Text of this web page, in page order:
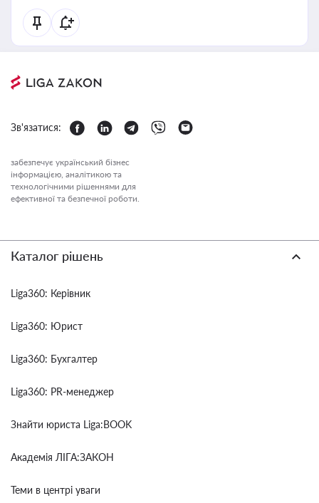
Зв'язатися:
забезпечує український бізнес
інформацією, аналітикою та
технологічними рішеннями для
ефективної та безпечної роботи.
Каталог рішень
Liga360: Керівник
Liga360: Юрист
Liga360: Бухгалтер
Liga360: PR-менеджер
Знайти юриста Liga:BOOK
Академія ЛІГА:ЗАКОН
Теми в центрі уваги